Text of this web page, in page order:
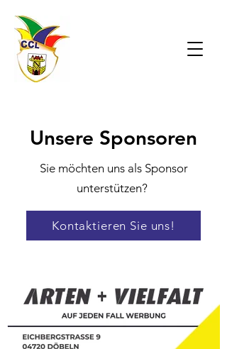
Unsere Sponsoren
Sie möchten uns als Sponsor
unterstützen?
Kontaktieren Sie uns!